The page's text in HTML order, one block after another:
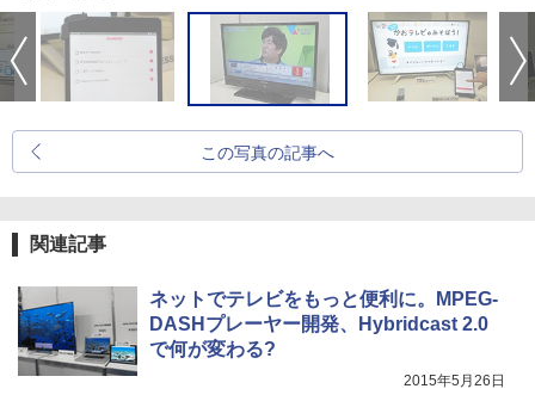
この写真の記事へ
関連記事
ネットでテレビをもっと便利に。MPEG-
DASHプレーヤー開発、Hybridcast 2.0
で何が変わる?
2015年5月26日